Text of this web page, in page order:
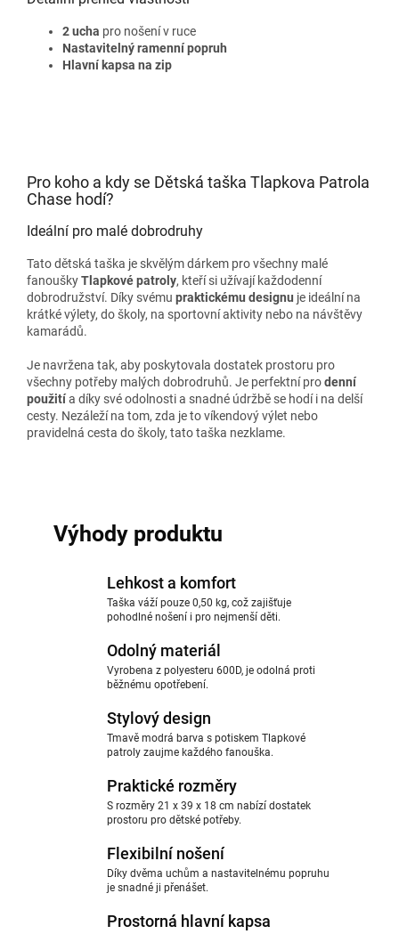
2 ucha pro nošení v ruce
Nastavitelný ramenní popruh
Hlavní kapsa na zip
Pro koho a kdy se Dětská taška Tlapkova Patrola
Chase hodí?
Ideální pro malé dobrodruhy
Tato dětská taška je skvělým dárkem pro všechny malé
fanouškyTlapkové patroly, kteří si užívají každodenní
dobrodružství. Díky svému praktickému designu je ideální na
krátké výlety, do školy, na sportovní aktivity nebo na návštěvy
kamarádů.
Je navržena tak, aby poskytovala dostatek prostoru pro
všechny potřeby malých dobrodruhů. Je perfektní prodenní
použitía díky své odolnosti a snadné údržbě se hodí i na delší
cesty. Nezáleží na tom, zda je to víkendový výlet nebo
pravidelná cesta do školy, tato taška nezklame.
Výhody produktu
Lehkost a komfort
Taška váží pouze 0,50 kg, což zajišťuje
pohodlné nošení i pro nejmenší děti.
Odolný materiál
Vyrobena z polyesteru 600D, je odolná proti
běžnému opotřebení.
Stylový design
Tmavě modrá barva s potiskem Tlapkové
patroly zaujme každého fanouška.
Praktické rozměry
S rozměry 21 x 39 x 18 cm nabízí dostatek
prostoru pro dětské potřeby.
Flexibilní nošení
Díky dvěma uchům a nastavitelnému popruhu
je snadné ji přenášet.
Prostorná hlavní kapsa